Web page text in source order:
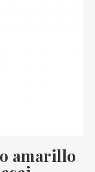
amarillo